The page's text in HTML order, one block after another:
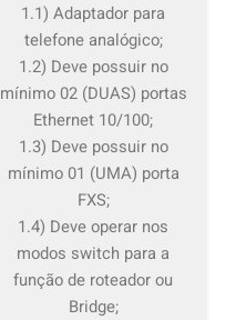
1.1) Adaptador para
telefone analógico;
1.2) Deve possuir no
mínimo 02 (DUAS) portas
Ethernet 10/100;
1.3) Deve possuir no
mínimo 01 (UMA) porta
FXS;
1.4) Deve operar nos
modos switch para a
função de roteador ou
Bridge;